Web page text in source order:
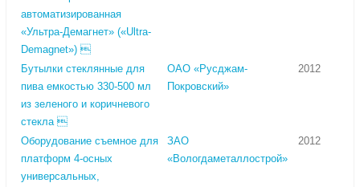
автоматизированная
«Ультра-Демагнет» («Ultra-
Demagnet») 
Бутылки стеклянные для
пива емкостью 330-500 мл
из зеленого и коричневого
стекла 
ОАО «Русджам-
Покровский»
2012
Оборудование съемное для
платформ 4-осных
универсальных,
ЗАО
«Вологдаметаллострой»
2012